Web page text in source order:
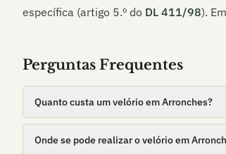
específica (artigo 5.º do DL 411/98).
Perguntas Frequentes
Quanto custa um velório em Arronches?
Onde se pode realizar o velório em